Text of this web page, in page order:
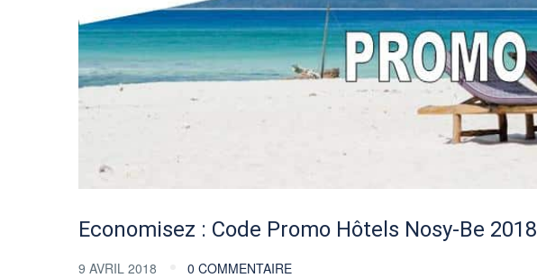
Economisez : Code Promo Hôtels Nosy-Be 2018
9 AVRIL 2018 0 COMMENTAIRE